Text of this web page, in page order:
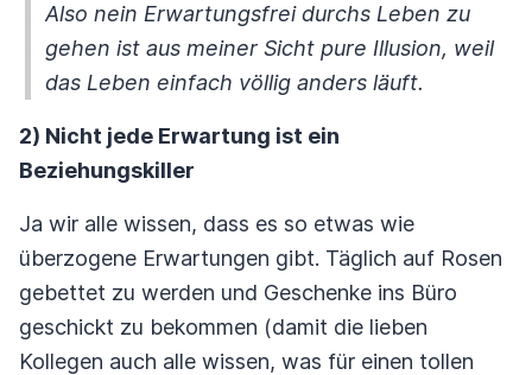
Also nein Erwartungsfrei durchs Leben zu
gehen ist aus meiner Sicht pure Illusion, weil
das Leben einfach völlig anders läuft.
2) Nicht jede Erwartung ist ein
Beziehungskiller
Ja wir alle wissen, dass es so etwas wie
überzogene Erwartungen gibt. Täglich auf Rosen
gebettet zu werden und Geschenke ins Büro
geschickt zu bekommen (damit die lieben
Kollegen auch alle wissen, was für einen tollen